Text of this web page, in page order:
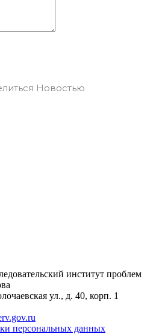
Новостью
институт проблем
ул., д. 40, корп. 1
персональных данных